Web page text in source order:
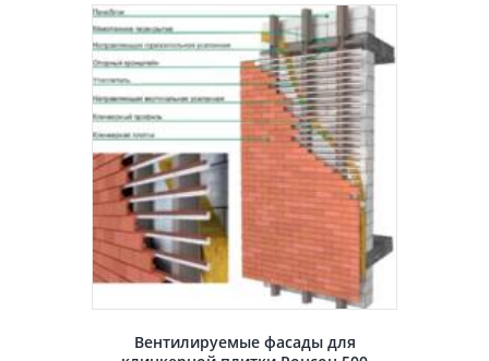
Вентилируемые фасады для